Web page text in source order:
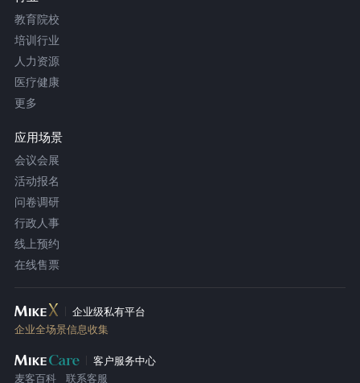
教育院校
培训行业
人力资源
医疗健康
更多
应用场景
会议会展
活动报名
问卷调研
行政人事
线上预约
在线售票
企业级私有平台
企业全场景信息收集
客户服务中心
麦客百科
联系客服